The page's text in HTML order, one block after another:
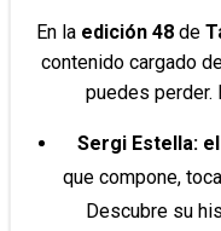
En la edición 48 de
contenido cargado
puedes perder.
Sergi Estella:
que compone,
Descubre su